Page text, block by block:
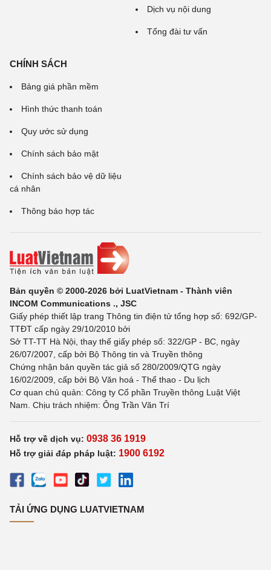
Dịch vụ nội dung
Tổng đài tư vấn
CHÍNH SÁCH
Bảng giá phần mềm
Hình thức thanh toán
Quy ước sử dụng
Chính sách bảo mật
Chính sách bảo vệ dữ liệu
cá nhân
Thông báo hợp tác
Bản quyền © 2000-2026 bởi LuatVietnam - Thành viên
INCOM Communications ., JSC
Giấy phép thiết lập trang Thông tin điện tử tổng hợp số: 692/GP-
TTĐT cấp ngày 29/10/2010 bởi
Sở TT-TT Hà Nội, thay thế giấy phép số: 322/GP - BC, ngày
26/07/2007, cấp bởi Bộ Thông tin và Truyền thông
Chứng nhận bản quyền tác giả số 280/2009/QTG ngày
16/02/2009, cấp bởi Bộ Văn hoá - Thể thao - Du lịch
Cơ quan chủ quản: Công ty Cổ phần Truyền thông Luật Việt
Nam. Chịu trách nhiệm: Ông Trần Văn Trí
Hỗ trợ về dịch vụ: 0938 36 1919
Hỗ trợ giải đáp pháp luật: 1900 6192
TẢI ỨNG DỤNG LUATVIETNAM